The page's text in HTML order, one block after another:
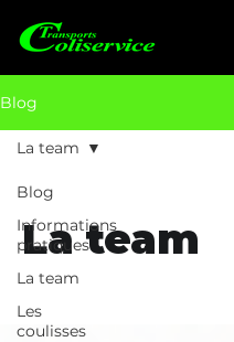
Blog
Blog
Informations
pratiques
La team
Les
coulisses
La team
La team